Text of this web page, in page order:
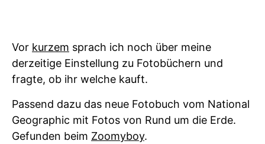
Vor kurzem sprach ich noch über meine
derzeitige Einstellung zu Fotobüchern und
fragte, ob ihr welche kauft.
Passend dazu das neue Fotobuch vom National
Geographic mit Fotos von Rund um die Erde.
Gefunden beim Zoomyboy.